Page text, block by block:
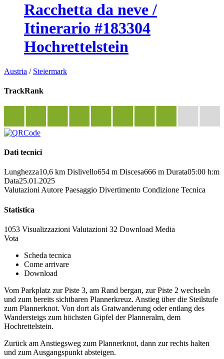
Racchetta da neve /
Itinerario #183304
Hochrettelstein
Austria / Steiermark
TrackRank
Dati tecnici
Lunghezza10,6 km Dislivello654 m Discesa666 m Durata05:00 h:m
Data25.01.2025
Valutazioni Autore Paesaggio Divertimento Condizione Tecnica
Statistica
1053 Visualizzazioni Valutazioni 32 Download Media
Vota
Scheda tecnica
Come arrivare
Download
Vom Parkplatz zur Piste 3, am Rand bergan, zur Piste 2 wechseln
und zum bereits sichtbaren Plannerkreuz. Anstieg über die Steilstufe
zum Plannerknot. Von dort als Gratwanderung oder entlang des
Wandersteigs zum höchsten Gipfel der Planneralm, dem
Hochrettelstein.
Zurück am Anstiegsweg zum Plannerknot, dann zur rechts halten
und zum Ausgangspunkt absteigen.